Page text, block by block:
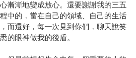
漸漸地變成放心。還要謝謝我的三五
中的，當在自己的領域、自己的生活
而還好，每一次見到你們，聊天說笑
的眼神做我的後盾。